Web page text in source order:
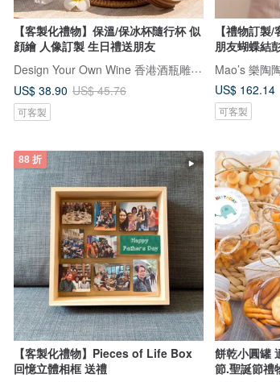
【客製化禮物】保溫/保冰杯隨行杯 似
顔繪 人像訂製 生日禮送朋友
Design Your Own Wine 香港酒瓶雕刻禮品專門店
US$ 38.90 US$ 45.76
可客製
【禮物訂製
朋友蝴蝶結
Mao’s 樂陶
US$ 162.14
可客製
88 折
【客製化禮物】Pieces of Life Box
回憶立體相框 送禮
餅乾小圓罐
節.聖誕節禮